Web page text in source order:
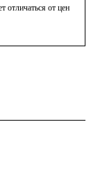
отличаться от цен